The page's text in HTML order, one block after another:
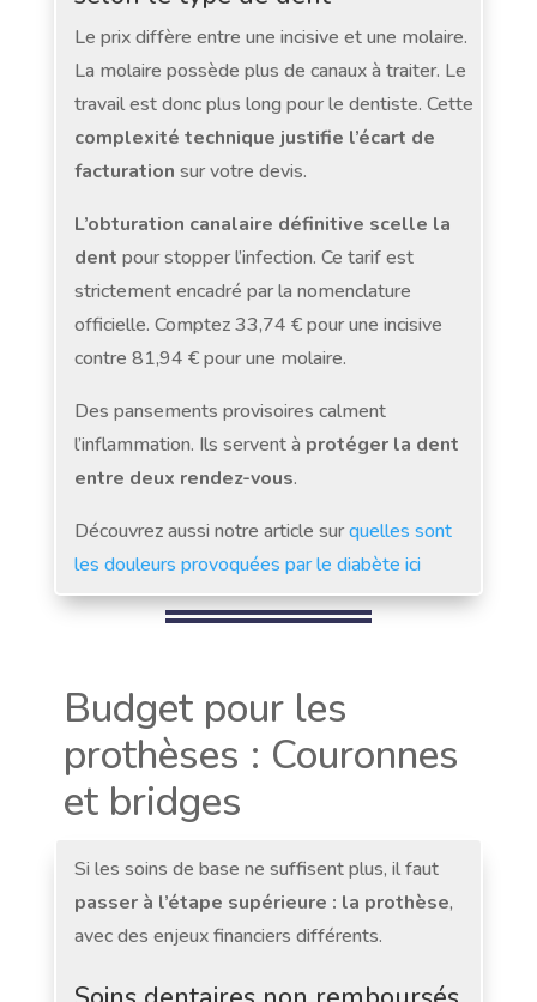
Le prix diffère entre une incisive et une molaire.
La molaire possède plus de canaux à traiter. Le
travail est donc plus long pour le dentiste. Cette
complexité technique justifie l’écart de
facturation sur votre devis.
L’obturation canalaire définitive scelle la
dent pour stopper l’infection. Ce tarif est
strictement encadré par la nomenclature
officielle. Comptez 33,74 € pour une incisive
contre 81,94 € pour une molaire.
Des pansements provisoires calment
l’inflammation. Ils servent à protéger la dent
entre deux rendez-vous.
Découvrez aussi notre article surquelles sont
les douleurs provoquées par le diabète ici
Budget pour les
prothèses : Couronnes
et bridges
Si les soins de base ne suffisent plus, il faut
passer à l’étape supérieure : la prothèse,
avec des enjeux financiers différents.